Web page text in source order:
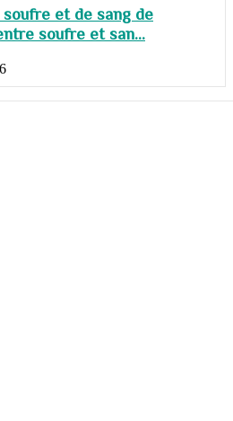
et de sang de
soufre et san...